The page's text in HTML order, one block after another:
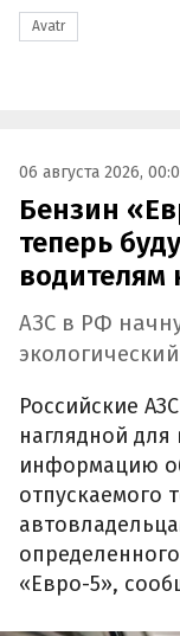
Avatr
06 августа 2026,
Бензин
теперь
водителям
АЗС в РФ
Российские
наглядной
информацию
отпускаемого
«Евро-5»,